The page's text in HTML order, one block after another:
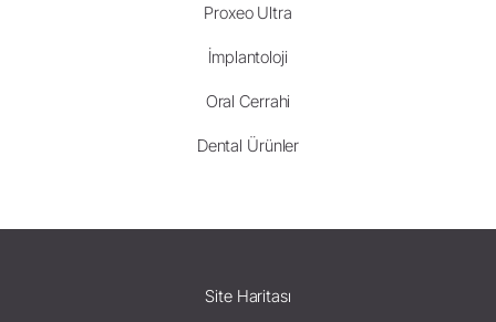
Proxeo Ultra
İmplantoloji
Oral Cerrahi
Dental Ürünler
Site Haritası